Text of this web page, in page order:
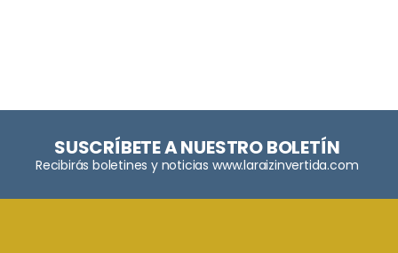
SUSCRÍBETE A NUESTRO BOLETÍN
Recibirás boletines y noticias www.laraizinvertida.com